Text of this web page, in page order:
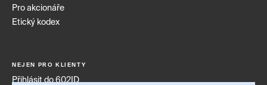
Pro akcionáře
Etický kodex
NEJEN PRO KLIENTY
Přihlásit do 602ID